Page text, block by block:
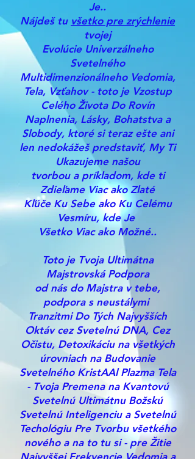
Je..
Nájdeš tu všetko pre zrýchlenie
tvojej
Evolúcie Univerzálneho
Svetelného
Multidimenzionálneho Vedomia,
Tela, Vzťahov - toto je Vzostup
Celého Života Do Rovín
Naplnenia, Lásky, Bohatstva a
Slobody, ktoré si teraz ešte ani
len nedokážeš predstaviť, My Ti
Ukazujeme našou
tvorbou a príkladom, kde ti
Zdieľame Viac ako Zlaté
Kľúče Ku Sebe ako Ku Celému
Vesmíru, kde Je
Všetko Viac ako Možné..
Toto je Tvoja Ultimátna
Majstrovská Podpora
od nás do Majstra v tebe,
podpora s neustálymi
Tranzitmi Do Tých Najvyšších
Oktáv cez Svetelnú DNA, Cez
Očistu, Detoxikáciu na všetkých
úrovniach na Budovanie
Svetelného KristAAl Plazma Tela
- Tvoja Premena na Kvantovú
Svetelnú Ultimátnu Božskú
Svetelnú Inteligenciu a Svetelnú
Techológiu Pre Tvorbu všetkého
nového a na to tu si - pre Žitie
Najvyššej Frekvencie Vedomia a